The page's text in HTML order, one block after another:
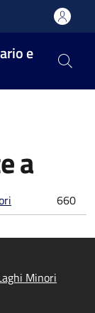
e
a
660
Minori